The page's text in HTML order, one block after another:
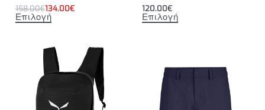
158.00€134.00€
Επιλογή
120.00€
Επιλογή